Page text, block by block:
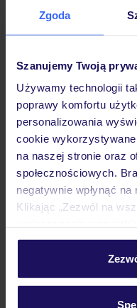
Zgoda
Szanujemy Twoją
Używamy technologii
poprawy komfortu
personalizowania
cookie
na naszej stronie oraz
społecznościowych.
negatywnie wpłynąć
Klikając „Zezwól na
personalizować swój
Szczegółowe
Hotel
Pokoje
Wyżywienie
Atrakcje
Ważne
Często